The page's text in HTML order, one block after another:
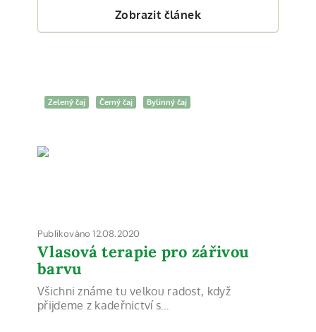
Zobrazit článek
Zelený čaj Černý čaj Bylinný čaj
Publikováno 12.08.2020
Vlasová terapie pro zářivou
barvu
Všichni známe tu velkou radost, když
přijdeme z kadeřnictví s…